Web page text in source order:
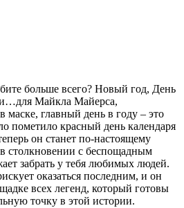
больше всего? Новый год, День
Майкла Майерса,
маске, главный день в году – это
пометило красный день календаря
он станет по-настоящему
столкновении с беспощадным
забрать у тебя любимых людей.
оказаться последним, и он
всех легенд, который готовы
точку в этой истории.